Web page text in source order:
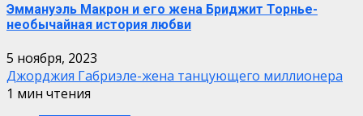
Эммануэль Макрон и его жена Бриджит Торнье-
необычайная история любви
5 ноября, 2023
Джорджия Габриэле-жена танцующего миллионера
1 мин чтения